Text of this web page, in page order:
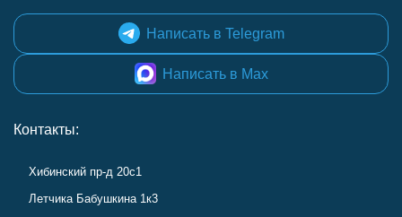
Написать в Telegram
Написать в Max
Контакты:
Хибинский пр-д 20с1
Летчика Бабушкина 1к3